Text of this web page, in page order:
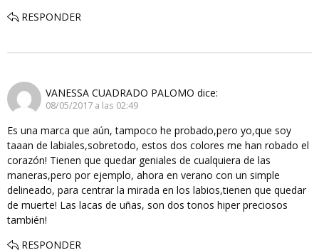
RESPONDER
VANESSA CUADRADO PALOMO dice:
08/05/2017 a las 02:49
Es una marca que aún, tampoco he probado,pero yo,que soy
taaan de labiales,sobretodo, estos dos colores me han robado el
corazón! Tienen que quedar geniales de cualquiera de las
maneras,pero por ejemplo, ahora en verano con un simple
delineado, para centrar la mirada en los labios,tienen que quedar
de muerte! Las lacas de uñas, son dos tonos hiper preciosos
también!
RESPONDER